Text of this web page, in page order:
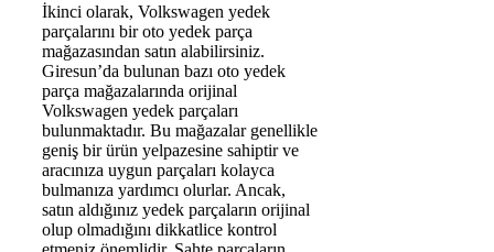
İkinci olarak, Volkswagen yedek
parçalarını bir oto yedek parça
mağazasından satın alabilirsiniz.
Giresun’da bulunan bazı oto yedek
parça mağazalarında orijinal
Volkswagen yedek parçaları
bulunmaktadır. Bu mağazalar genellikle
geniş bir ürün yelpazesine sahiptir ve
aracınıza uygun parçaları kolayca
bulmanıza yardımcı olurlar. Ancak,
satın aldığınız yedek parçaların orijinal
olup olmadığını dikkatlice kontrol